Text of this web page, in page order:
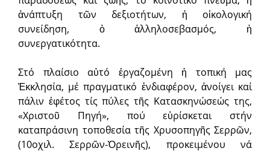
ἀνάπτυξη τῶν δεξιοτήτων, ἡ οἰκολογική
συνείδηση, ὁ ἀλληλοσεβασμός, ἡ
συνεργατικότητα.
Στό πλαίσιο αὐτό ἐργαζομένη ἡ τοπική μας
Ἐκκλησία, μέ πραγματικό ἐνδιαφέρον, ἀνοίγει καί
πάλιν ἐφέτος τίς πύλες τῆς Κατασκηνώσεώς της,
«Χριστοῦ Πηγή», πού εὑρίσκεται στήν
καταπράσινη τοποθεσία τῆς Χρυσοπηγῆς Σερρῶν,
(10οχιλ. Σερρῶν-Ὀρεινῆς), προκειμένου νά